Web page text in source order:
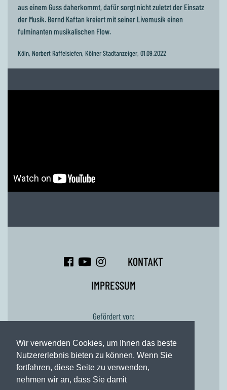
Wir verwenden Cookies, um Ihnen das beste
Nutzererlebnis bieten zu können. Wenn Sie
fortfahren, diese Seite zu verwenden,
nehmen wir an, dass Sie damit
aus einem Guss daherkommt, dafür sorgt nicht zuletzt der Einsatz
der Musik. Bernd Kaftan kreiert mit seiner Livemusik einen
fulminanten musikalischen Flow.
Köln, Norbert Raffelsiefen, Kölner Stadtanzeiger, 01.09.2022
KONTAKT
IMPRESSUM
Gefördert von: